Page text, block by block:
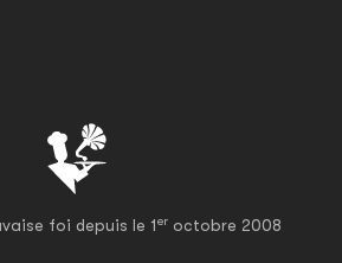
foi depuis le 1er octobre 2008